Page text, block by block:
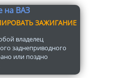
ЗАЖИГАНИЕ
владелец
заднеприводного
или поздно